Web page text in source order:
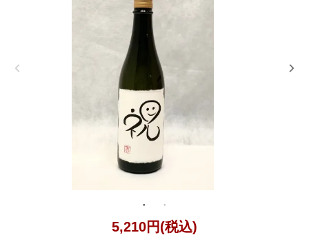
5,210円(税込)